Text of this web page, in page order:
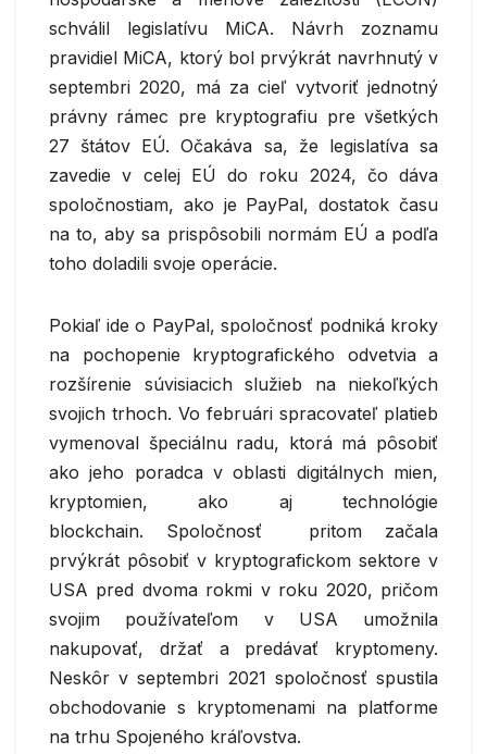
schválil legislatívu MiCA. Návrh zoznamu
pravidiel MiCA, ktorý bol prvýkrát navrhnutý v
septembri 2020, má za cieľ vytvoriť jednotný
právny rámec pre kryptografiu pre všetkých
27 štátov EÚ. Očakáva sa, že legislatíva sa
zavedie v celej EÚ do roku 2024, čo dáva
spoločnostiam, ako je PayPal, dostatok času
na to, aby sa prispôsobili normám EÚ a podľa
toho doladili svoje operácie.
Pokiaľ ide o PayPal, spoločnosť podniká kroky
na pochopenie kryptografického odvetvia a
rozšírenie súvisiacich služieb na niekoľkých
svojich trhoch. Vo februári spracovateľ platieb
vymenoval špeciálnu radu, ktorá má pôsobiť
ako jeho poradca v oblasti digitálnych mien,
kryptomien, ako aj technológie
blockchain. Spoločnosť pritom začala
prvýkrát pôsobiť v kryptografickom sektore v
USA pred dvoma rokmi v roku 2020, pričom
svojim používateľom v USA umožnila
nakupovať, držať a predávať kryptomeny.
Neskôr v septembri 2021 spoločnosť spustila
obchodovanie s kryptomenami na platforme
na trhu Spojeného kráľovstva.